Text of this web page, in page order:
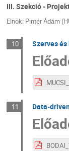
III. Szekció -
Elnök: Pintér Ádám
10 Szerves
11 Data-